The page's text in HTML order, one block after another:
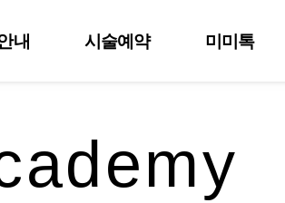
내 시술예약 미미톡